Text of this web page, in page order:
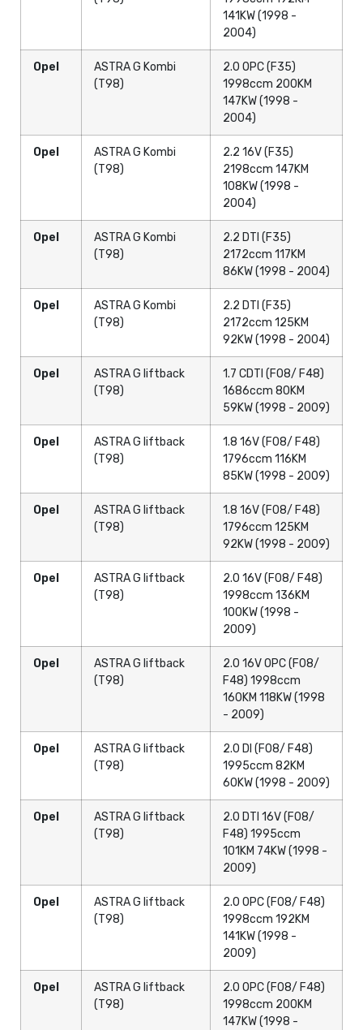
141KW (1998 -
2004)
Opel
ASTRA G Kombi
(T98)
2.0 OPC (F35)
1998ccm 200KM
147KW (1998 -
2004)
Opel
ASTRA G Kombi
(T98)
2.2 16V (F35)
2198ccm 147KM
108KW (1998 -
2004)
Opel
ASTRA G Kombi
(T98)
2.2 DTI (F35)
2172ccm 117KM
86KW (1998 - 2004)
Opel
ASTRA G Kombi
(T98)
2.2 DTI (F35)
2172ccm 125KM
92KW (1998 - 2004)
Opel
ASTRA G liftback
(T98)
1.7 CDTI (F08/ F48)
1686ccm 80KM
59KW (1998 - 2009)
Opel
ASTRA G liftback
(T98)
1.8 16V (F08/ F48)
1796ccm 116KM
85KW (1998 - 2009)
Opel
ASTRA G liftback
(T98)
1.8 16V (F08/ F48)
1796ccm 125KM
92KW (1998 - 2009)
Opel
ASTRA G liftback
(T98)
2.0 16V (F08/ F48)
1998ccm 136KM
100KW (1998 -
2009)
Opel
ASTRA G liftback
(T98)
2.0 16V OPC (F08/
F48) 1998ccm
160KM 118KW (1998
- 2009)
Opel
ASTRA G liftback
(T98)
2.0 DI (F08/ F48)
1995ccm 82KM
60KW (1998 - 2009)
Opel
ASTRA G liftback
(T98)
2.0 DTI 16V (F08/
F48) 1995ccm
101KM 74KW (1998 -
2009)
Opel
ASTRA G liftback
(T98)
2.0 OPC (F08/ F48)
1998ccm 192KM
141KW (1998 -
2009)
Opel
ASTRA G liftback
(T98)
2.0 OPC (F08/ F48)
1998ccm 200KM
147KW (1998 -